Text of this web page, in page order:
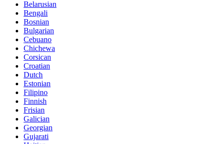
Belarusian
Bengali
Bosnian
Bulgarian
Cebuano
Chichewa
Corsican
Croatian
Dutch
Estonian
Filipino
Finnish
Frisian
Galician
Georgian
Gujarati